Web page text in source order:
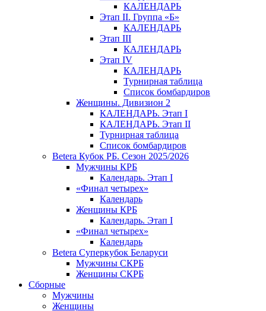
КАЛЕНДАРЬ
Этап II. Группа «Б»
КАЛЕНДАРЬ
Этап III
КАЛЕНДАРЬ
Этап IV
КАЛЕНДАРЬ
Турнирная таблица
Список бомбардиров
Женщины. Дивизион 2
КАЛЕНДАРЬ. Этап I
КАЛЕНДАРЬ. Этап II
Турнирная таблица
Список бомбардиров
Betera Кубок РБ. Сезон 2025/2026
Мужчины КРБ
Календарь. Этап I
«Финал четырех»
Календарь
Женщины КРБ
Календарь. Этап I
«Финал четырех»
Календарь
Betera Суперкубок Беларуси
Мужчины СКРБ
Женщины СКРБ
Сборные
Мужчины
Женщины